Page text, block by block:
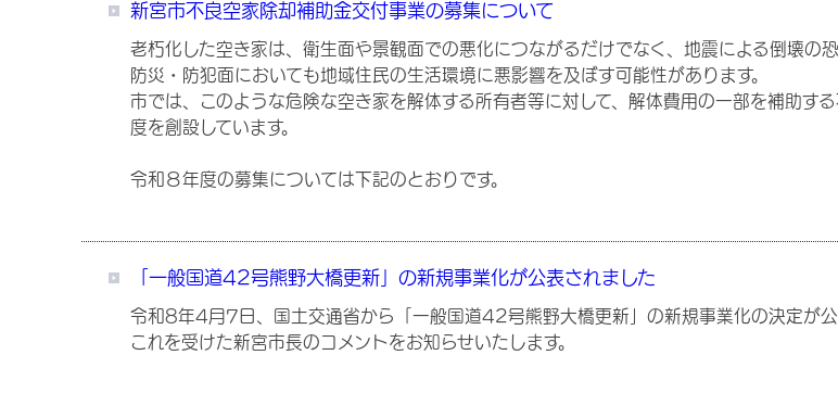
新宮市不良空家除却補助金交付事業の募集について
老朽化した空き家は、衛生面や景観面での悪化につながるだけでなく、地震による倒壊の
防災・防犯面においても地域住民の生活環境に悪影響を及ぼす可能性があります。
市では、このような危険な空き家を解体する所有者等に対して、解体費用の一部を補助す
度を創設しています。
令和８年度の募集については下記のとおりです。
「一般国道42号熊野大橋更新」の新規事業化が公表されました
令和8年4月7日、国土交通省から「一般国道42号熊野大橋更新」の新規事業化の決定が公
これを受けた新宮市長のコメントをお知らせいたします。